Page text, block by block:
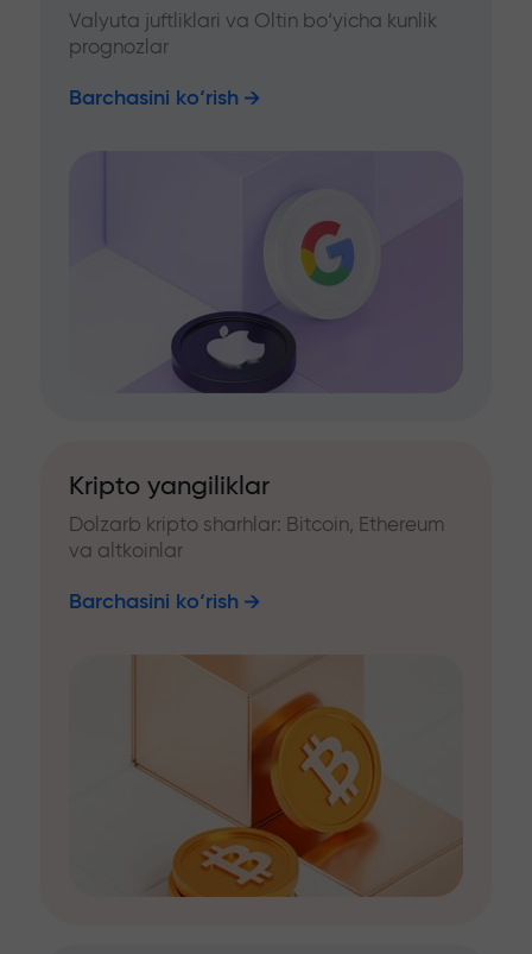
Valyuta juftliklari va Oltin bo‘yicha kunlik
prognozlar
Barchasini ko‘rish
Kripto yangiliklar
Dolzarb kripto sharhlar: Bitcoin, Ethereum
va altkoinlar
Barchasini ko‘rish